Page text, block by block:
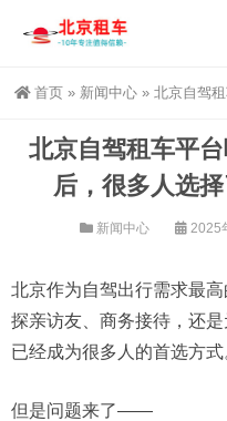
首页 » 新闻中心 » 北京自驾租车平
北京自驾租车平
后，很多人选
新闻中心 2025
北京作为自驾出行需求最
探亲访友、商务接待，还
已经成为很多人的首选方式
但是问题来了——